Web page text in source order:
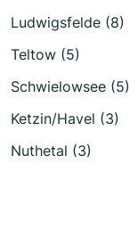
Ludwigsfelde (8)
Teltow (5)
Schwielowsee (5)
Ketzin/Havel (3)
Nuthetal (3)